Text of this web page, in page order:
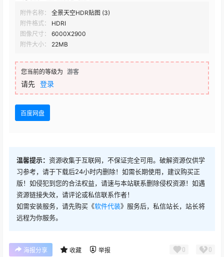
附件名称：
全景天空HDR贴图 (3)
附件格式：
HDRI
图像尺寸：
6000X2900
附件大小：
22MB
您当前的等级为 游客
请先 登录
百度网盘
温馨提示： 资源收集于互联网，不保证完全可用。破解资源仅供学
习参考，请于下载后24小时内删除！如需长期使用，建议购买正
版！如侵犯到您的合法权益，请速与本站联系删除侵权资源！如遇
资源链接失效，请评论或私信联系作者！
如需安装服务，请先购买《软件代装》服务后，私信站长，站长将
远程为你服务。
海报分享 收藏 举报 0 0